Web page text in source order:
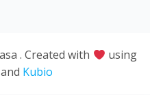
. Created with
using
Kubio